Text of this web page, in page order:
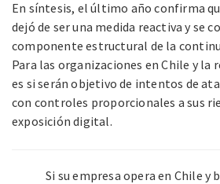
En síntesis, el último año confirma
dejó de ser una medida reactiva y se
componente estructural de la
Para las organizaciones en Chile y la
es si serán objetivo de intentos de
con controles proporcionales a sus
exposición digital.
Si su empresa opera en Chile y